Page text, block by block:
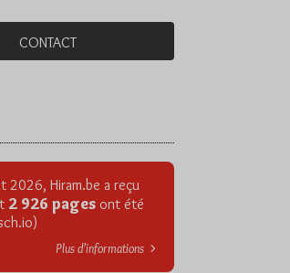
CONTACT
2026, Hiram.be a reçu
2 926 pages ont été
Plus d’informations